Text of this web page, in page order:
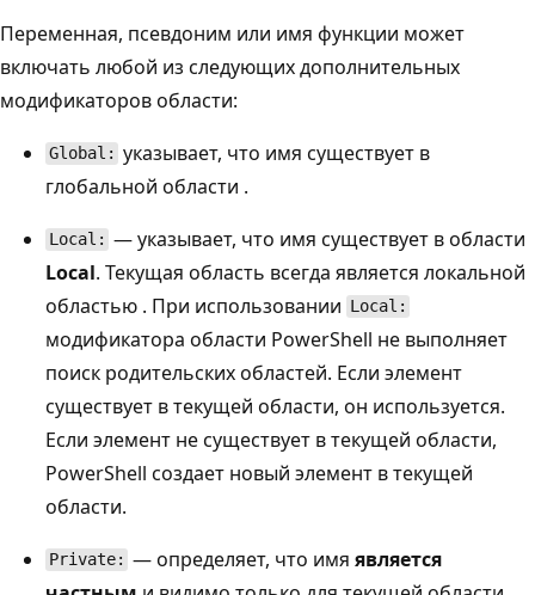
Переменная, псевдоним или имя функции может
включать любой из следующих дополнительных
модификаторов области:
Global: указывает, что имя существует в
глобальной области .
Local: — указывает, что имя существует в области
Local. Текущая область всегда является локальной
областью . При использовании Local:
модификатора области PowerShell не выполняет
поиск родительских областей. Если элемент
существует в текущей области, он используется.
Если элемент не существует в текущей области,
PowerShell создает новый элемент в текущей
области.
Private: — определяет, что имяявляется